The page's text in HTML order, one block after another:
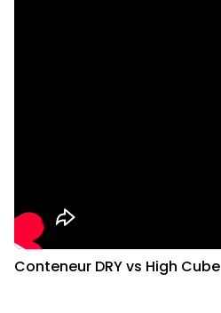
Conteneur DRY vs High Cube